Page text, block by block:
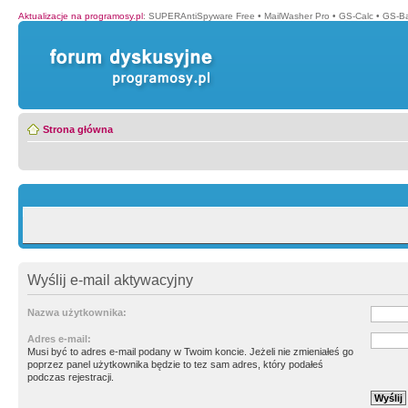
Aktualizacje na programosy.pl: SUPERAntiSpyware Free • MailWasher Pro • GS-Calc • GS-
Strona główna
Wyślij e-mail aktywacyjny
Nazwa użytkownika:
Adres e-mail:
Musi być to adres e-mail podany w Twoim koncie. Jeżeli nie zmieniałeś go
poprzez panel użytkownika będzie to tez sam adres, który podałeś
podczas rejestracji.